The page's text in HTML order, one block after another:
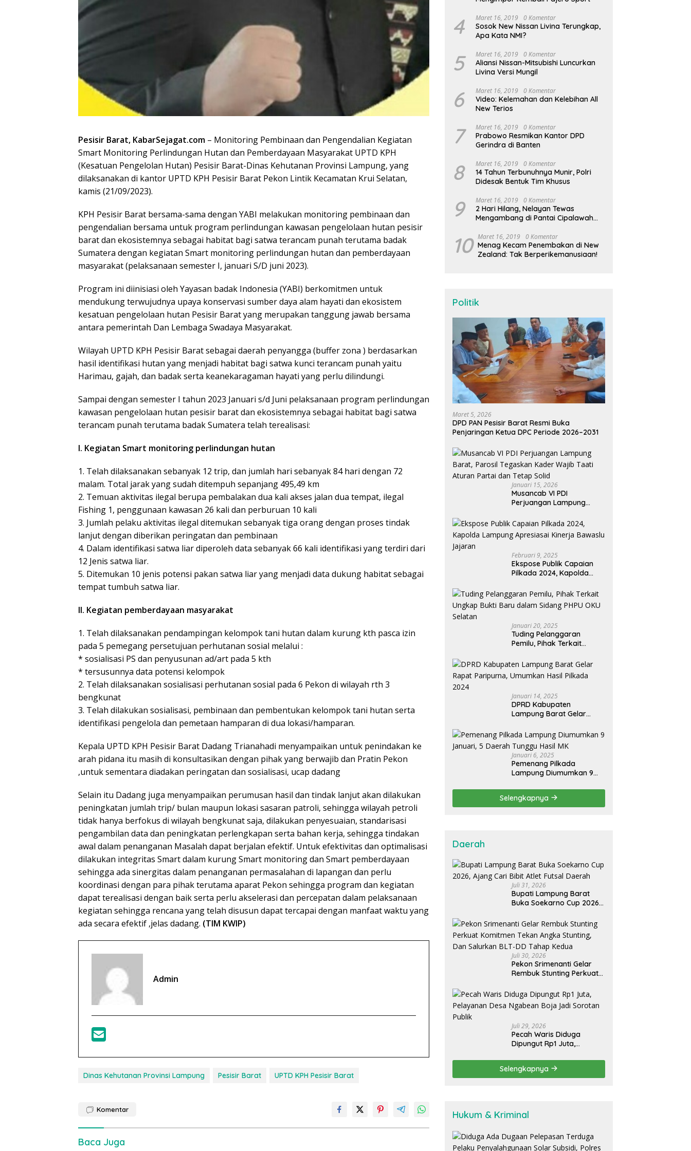
Pesisir Barat, KabarSejagat.com – Monitoring Pembinaan dan Pengendalian Kegiatan
Smart Monitoring Perlindungan Hutan dan Pemberdayaan Masyarakat UPTD KPH
(Kesatuan Pengelolan Hutan) Pesisir Barat-Dinas Kehutanan Provinsi Lampung, yang
dilaksanakan di kantor UPTD KPH Pesisir Barat Pekon Lintik Kecamatan Krui Selatan,
kamis (21/09/2023).
KPH Pesisir Barat bersama-sama dengan YABI melakukan monitoring pembinaan dan
pengendalian bersama untuk program perlindungan kawasan pengelolaan hutan pesisir
barat dan ekosistemnya sebagai habitat bagi satwa terancam punah terutama badak
Sumatera dengan kegiatan Smart monitoring perlindungan hutan dan pemberdayaan
masyarakat (pelaksanaan semester I, januari S/D juni 2023).
Program ini diinisiasi oleh Yayasan badak Indonesia (YABI) berkomitmen untuk
mendukung terwujudnya upaya konservasi sumber daya alam hayati dan ekosistem
kesatuan pengelolaan hutan Pesisir Barat yang merupakan tanggung jawab bersama
antara pemerintah Dan Lembaga Swadaya Masyarakat.
Wilayah UPTD KPH Pesisir Barat sebagai daerah penyangga (buffer zona ) berdasarkan
hasil identifikasi hutan yang menjadi habitat bagi satwa kunci terancam punah yaitu
Harimau, gajah, dan badak serta keanekaragaman hayati yang perlu dilindungi.
Sampai dengan semester I tahun 2023 Januari s/d Juni pelaksanaan program perlindungan
kawasan pengelolaan hutan pesisir barat dan ekosistemnya sebagai habitat bagi satwa
terancam punah terutama badak Sumatera telah terealisasi:
I. Kegiatan Smart monitoring perlindungan hutan
1. Telah dilaksanakan sebanyak 12 trip, dan jumlah hari sebanyak 84 hari dengan 72
malam. Total jarak yang sudah ditempuh sepanjang 495,49 km
2. Temuan aktivitas ilegal berupa pembalakan dua kali akses jalan dua tempat, ilegal
Fishing 1, penggunaan kawasan 26 kali dan perburuan 10 kali
3. Jumlah pelaku aktivitas ilegal ditemukan sebanyak tiga orang dengan proses tindak
lanjut dengan diberikan peringatan dan pembinaan
4. Dalam identifikasi satwa liar diperoleh data sebanyak 66 kali identifikasi yang terdiri dari
12 Jenis satwa liar.
5. Ditemukan 10 jenis potensi pakan satwa liar yang menjadi data dukung habitat sebagai
tempat tumbuh satwa liar.
II. Kegiatan pemberdayaan masyarakat
1. Telah dilaksanakan pendampingan kelompok tani hutan dalam kurung kth pasca izin
pada 5 pemegang persetujuan perhutanan sosial melalui :
* sosialisasi PS dan penyusunan ad/art pada 5 kth
* tersusunnya data potensi kelompok
2. Telah dilaksanakan sosialisasi perhutanan sosial pada 6 Pekon di wilayah rth 3
bengkunat
3. Telah dilakukan sosialisasi, pembinaan dan pembentukan kelompok tani hutan serta
identifikasi pengelola dan pemetaan hamparan di dua lokasi/hamparan.
Kepala UPTD KPH Pesisir Barat Dadang Trianahadi menyampaikan untuk penindakan ke
arah pidana itu masih di konsultasikan dengan pihak yang berwajib dan Pratin Pekon
,untuk sementara diadakan peringatan dan sosialisasi, ucap dadang
Selain itu Dadang juga menyampaikan perumusan hasil dan tindak lanjut akan dilakukan
peningkatan jumlah trip/ bulan maupun lokasi sasaran patroli, sehingga wilayah petroli
tidak hanya berfokus di wilayah bengkunat saja, dilakukan penyesuaian, standarisasi
pengambilan data dan peningkatan perlengkapan serta bahan kerja, sehingga tindakan
awal dalam penanganan Masalah dapat berjalan efektif. Untuk efektivitas dan optimalisasi
dilakukan integritas Smart dalam kurung Smart monitoring dan Smart pemberdayaan
sehingga ada sinergitas dalam penanganan permasalahan di lapangan dan perlu
koordinasi dengan para pihak terutama aparat Pekon sehingga program dan kegiatan
dapat terealisasi dengan baik serta perlu akselerasi dan percepatan dalam pelaksanaan
kegiatan sehingga rencana yang telah disusun dapat tercapai dengan manfaat waktu yang
ada secara efektif ,jelas dadang. (TIM KWIP)
Admin
Dinas Kehutanan Provinsi Lampung Pesisir Barat UPTD KPH Pesisir Barat
Komentar
Baca Juga
4 Maret 16, 2019 0 Komentar
Sosok New Nissan Livina Terungkap,
Apa Kata NMI?
5 Maret 16, 2019 0 Komentar
Aliansi Nissan-Mitsubishi Luncurkan
Livina Versi Mungil
6 Maret 16, 2019 0 Komentar
Video: Kelemahan dan Kelebihan All
New Terios
7 Maret 16, 2019 0 Komentar
Prabowo Resmikan Kantor DPD
Gerindra di Banten
8 Maret 16, 2019 0 Komentar
14 Tahun Terbunuhnya Munir, Polri
Didesak Bentuk Tim Khusus
9 Maret 16, 2019 0 Komentar
2 Hari Hilang, Nelayan Tewas
Mengambang di Pantai Cipalawah
10 Maret 16, 2019 0 Komentar
Menag Kecam Penembakan di New
Zealand: Tak Berperikemanusiaan!
Politik
Maret 5, 2026
DPD PAN Pesisir Barat Resmi Buka
Penjaringan Ketua DPC Periode 2026–2031
Januari 15, 2026
Musancab VI PDI
Perjuangan Lampung
Kader Wajib Taati Aturan
Partai dan Tetap Solid
Februari 9, 2025
Ekspose Publik Capaian
Pilkada 2024, Kapolda
Kinerja Bawaslu Jajaran
Januari 20, 2025
Tuding Pelanggaran
Pemilu, Pihak Terkait
Sidang PHPU OKU Selatan
Januari 14, 2025
DPRD Kabupaten
Lampung Barat Gelar
Umumkan Hasil Pilkada
2024
Januari 6, 2025
Pemenang Pilkada
Lampung Diumumkan 9
Hasil MK
Selengkapnya
Daerah
Juli 31, 2026
Bupati Lampung Barat
Buka Soekarno Cup 2026,
Daerah
Juli 30, 2026
Pekon Srimenanti Gelar
Rembuk Stunting Perkuat
Stunting, Dan Salurkan
BLT-DD Tahap Kedua
Juli 29, 2026
Pecah Waris Diduga
Dipungut Rp1 Juta,
Boja Jadi Sorotan Publik
Selengkapnya
Hukum & Kriminal